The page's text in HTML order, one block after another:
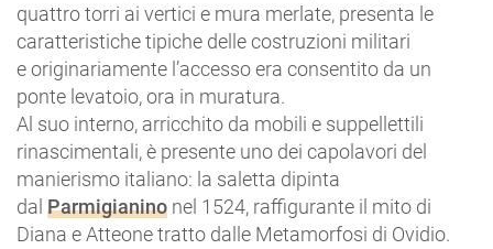
quattro torri ai vertici e mura merlate, presenta le
caratteristiche tipiche delle costruzioni militari
e originariamente l’accesso era consentito da un
ponte levatoio, ora in muratura.
Al suo interno, arricchito da mobili e suppellettili
rinascimentali, è presente uno dei capolavori del
manierismo italiano: la saletta dipinta
dal Parmigianino nel 1524, raffigurante il mito di
Diana e Atteone tratto dalle Metamorfosi di Ovidio.